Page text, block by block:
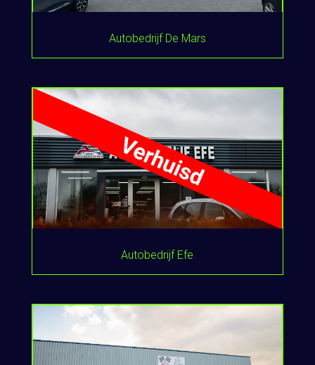
Autobedrijf De Mars
Autobedrijf Efe